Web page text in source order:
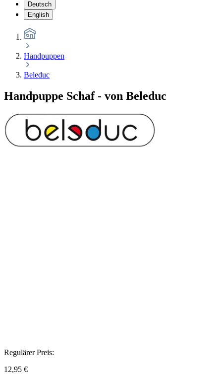
Deutsch
English
Handpuppen
Beleduc
Handpuppe Schaf - von Beleduc
Regulärer Preis:
12,95 €